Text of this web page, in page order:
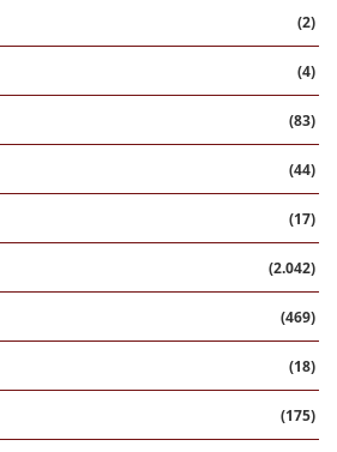
(2)
(4)
(83)
(44)
(17)
(2.042)
(469)
(18)
(175)